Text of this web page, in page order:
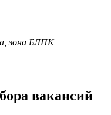
зона БЛПК
вакансий